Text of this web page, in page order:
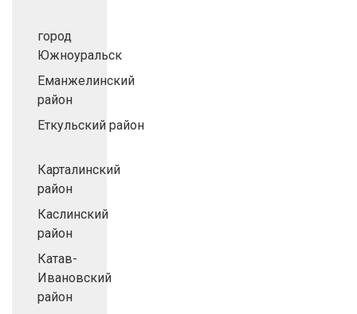
город
Южноуральск
Еманжелинский
район
Еткульский район
Карталинский
район
Каслинский
район
Катав-
Ивановский
район